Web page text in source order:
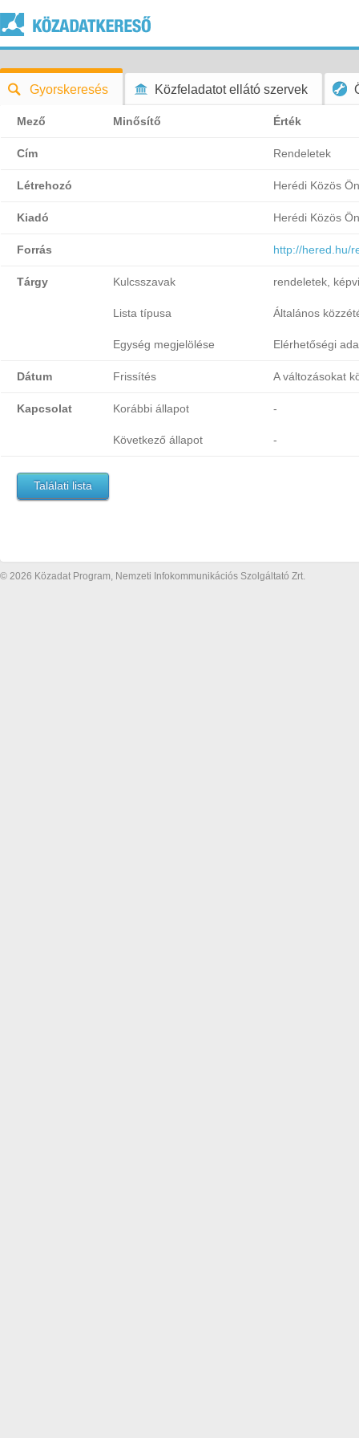
Gyorskeresés Közfeladatot ellátó szervek
Mező Minősítő Érték
Cím Rendeletek
Létrehozó Herédi Közös
Kiadó Herédi Közös
Forrás http://hered.hu/
Tárgy Kulcsszavak rendeletek,
Lista típusa Általános
Egység megjelölése Elérhetőségi
Dátum Frissítés A változásokat
Kapcsolat Korábbi állapot -
Következő állapot -
Találati lista
© 2026 Közadat Program, Nemzeti Infokommunikációs Szolgáltató Zrt.